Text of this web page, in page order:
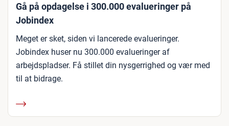
Gå på opdagelse i 300.000 evalueringer på
Jobindex
Meget er sket, siden vi lancerede evalueringer.
Jobindex huser nu 300.000 evalueringer af
arbejdspladser. Få stillet din nysgerrighed og vær med
til at bidrage.